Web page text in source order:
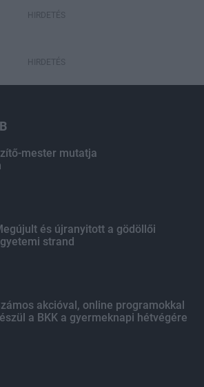
HIRDETÉS
HIRDETÉS
mester mutatja
és újranyitott a gödöllői
strand
akcióval, online programokkal
a BKK a gyermeknapi hétvégére